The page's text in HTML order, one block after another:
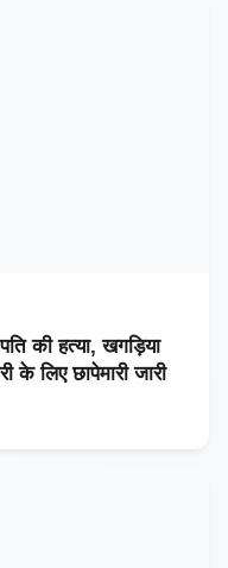
की हत्या, खगड़िया
के लिए छापेमारी जारी